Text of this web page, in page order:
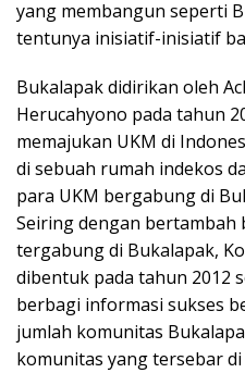
yang membangun seperti
tentunya inisiatif-inisiatif
Bukalapak didirikan oleh
Herucahyono pada tahun
memajukan UKM di
di sebuah rumah indekos
para UKM bergabung di
Seiring dengan bertambah
tergabung di Bukalapak,
dibentuk pada tahun 2012
berbagi informasi sukses
jumlah komunitas
komunitas yang tersebar